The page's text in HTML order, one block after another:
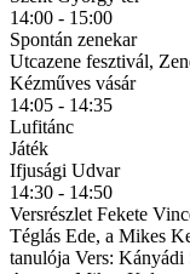
14:00 - 15:00
Spontán zenekar
Utcazene fesztivál,
Kézműves vásár
14:05 - 14:35
Lufitánc
Játék
Ifjusági Udvar
14:30 - 14:50
Versrészlet Fekete
Téglás Ede, a Mikes
tanulója Vers: